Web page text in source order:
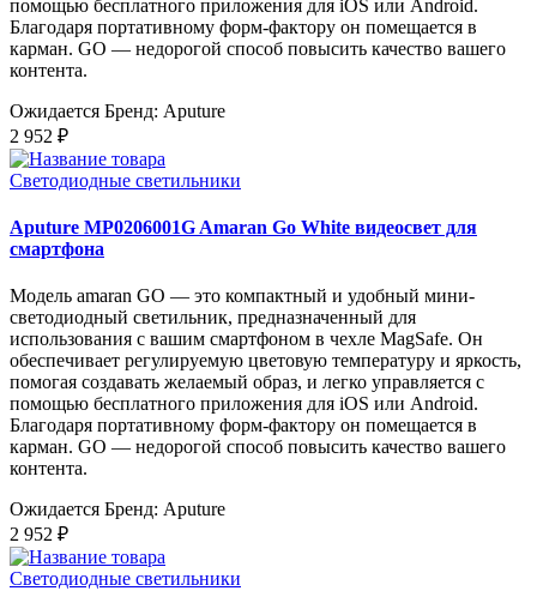
помощью бесплатного приложения для iOS или Android.
Благодаря портативному форм-фактору он помещается в
карман. GO — недорогой способ повысить качество вашего
контента.
Ожидается Бренд: Aputure
2 952 ₽
Светодиодные светильники
Aputure MP0206001G Amaran Go White видеосвет для
смартфона
Модель amaran GO — это компактный и удобный мини-
светодиодный светильник, предназначенный для
использования с вашим смартфоном в чехле MagSafe. Он
обеспечивает регулируемую цветовую температуру и яркость,
помогая создавать желаемый образ, и легко управляется с
помощью бесплатного приложения для iOS или Android.
Благодаря портативному форм-фактору он помещается в
карман. GO — недорогой способ повысить качество вашего
контента.
Ожидается Бренд: Aputure
2 952 ₽
Светодиодные светильники